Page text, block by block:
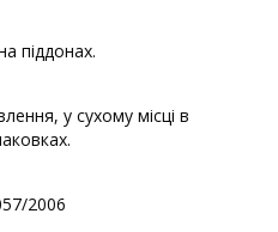
піддонах.
у сухому місці в
2006